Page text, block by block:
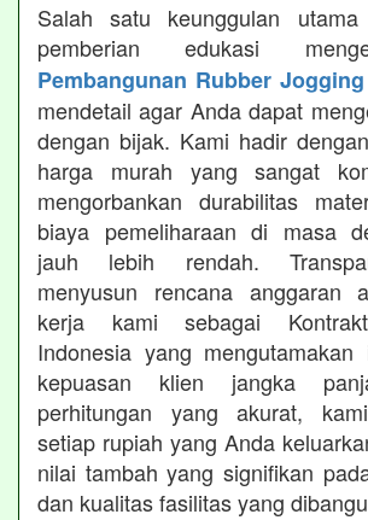
Salah satu keunggulan
pemberian edukasi
Pembangunan Rubber
mendetail agar Anda dapat
dengan bijak. Kami hadir
harga murah yang sangat
mengorbankan durabilitas
biaya pemeliharaan di masa
jauh lebih rendah.
menyusun rencana anggaran
kerja kami sebagai
Indonesia yang mengutamakan
kepuasan klien jangka
perhitungan yang akurat,
setiap rupiah yang Anda
nilai tambah yang signifikan
dan kualitas fasilitas yang